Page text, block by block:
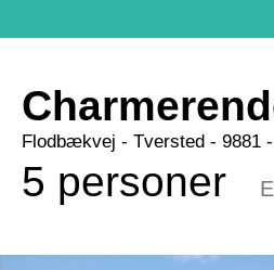
Flodbækvej - Tversted - 9881
5 personer